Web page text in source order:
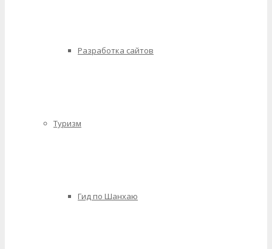
Разработка сайтов
Туризм
Гид по Шанхаю